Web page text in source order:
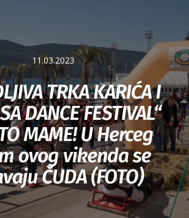
11.03.2023
TRKA KARIĆA I
DANCE FESTIVAL“
MAME! U Herceg
ovog vikenda se
ČUDA (FOTO)